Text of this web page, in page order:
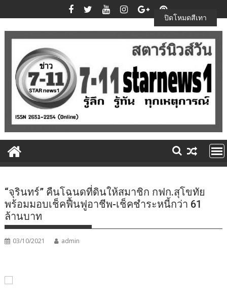
to
content
“จุรินทร์” คืนโฉนดที่ดินให้สมาชิก กฟก.สุโขทัย
พร้อมมอบเช็คฟื้นฟูอาชีพ-เช็คชำระหนี้กว่า 61
ล้านบาท
03/10/2021 admin
ปิดโหมดสีเทา